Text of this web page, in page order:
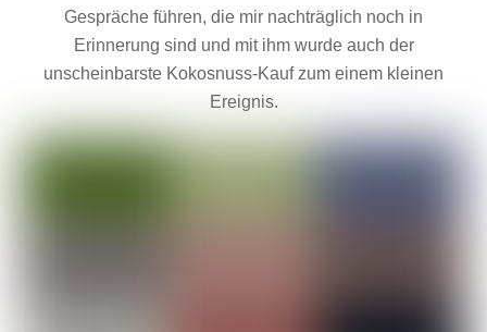
Gespräche führen, die mir nachträglich noch in
Erinnerung sind und mit ihm wurde auch der
unscheinbarste Kokosnuss-Kauf zum einem kleinen
Ereignis.